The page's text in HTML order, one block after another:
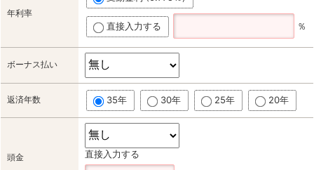
年利率
直接入力する ％
ボーナス払い
返済年数 35年 30年 25年 20年
頭金 直接入力する